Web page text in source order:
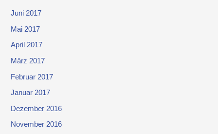
Juni 2017
Mai 2017
April 2017
März 2017
Februar 2017
Januar 2017
Dezember 2016
November 2016